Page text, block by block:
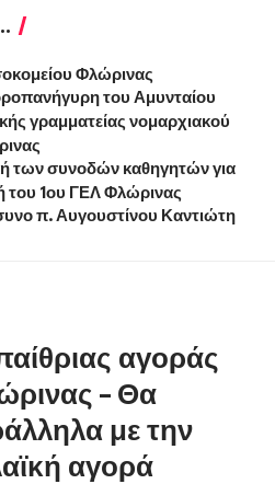
Φλώρινας
του Αμυνταίου
γραμματείας νομαρχιακού
των συνοδών καθηγητών για
του 1ου ΓΕΛ Φλώρινας
π. Αυγουστίνου Καντιώτη
αγοράς
– Θα
με την
αγορά